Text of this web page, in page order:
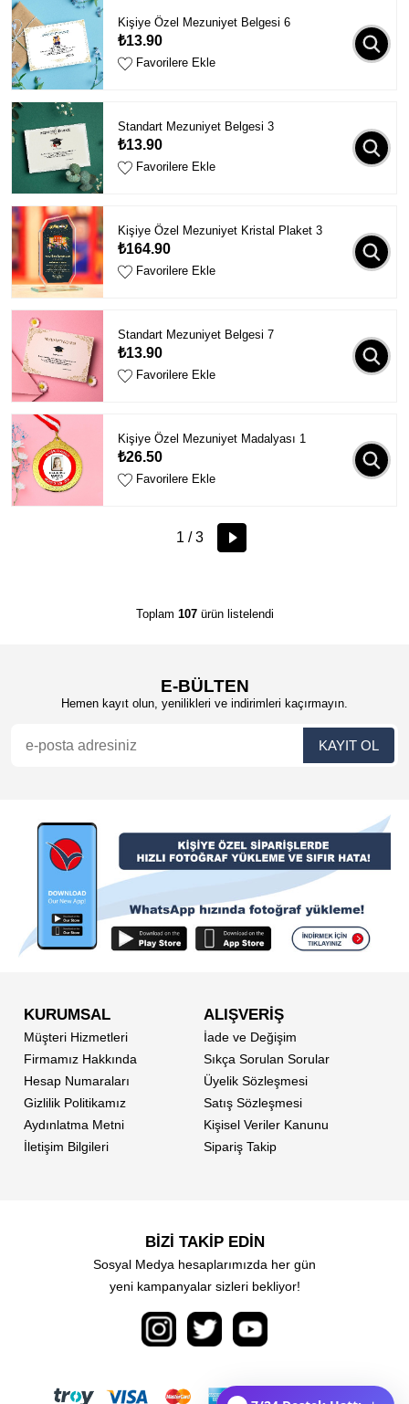
Kişiye Özel Mezuniyet Belgesi 6
₺13.90
Favorilere Ekle
Standart Mezuniyet Belgesi 3
₺13.90
Favorilere Ekle
Kişiye Özel Mezuniyet Kristal Plaket 3
₺164.90
Favorilere Ekle
Standart Mezuniyet Belgesi 7
₺13.90
Favorilere Ekle
Kişiye Özel Mezuniyet Madalyası 1
₺26.50
Favorilere Ekle
1 / 3
Toplam 107ürün listelendi
E-BÜLTEN
Hemen kayıt olun, yenilikleri ve indirimleri kaçırmayın.
KURUMSAL
Müşteri Hizmetleri
Firmamız Hakkında
Hesap Numaraları
Gizlilik Politikamız
Aydınlatma Metni
İletişim Bilgileri
ALIŞVERİŞ
İade ve Değişim
Sıkça Sorulan Sorular
Üyelik Sözleşmesi
Satış Sözleşmesi
Kişisel Veriler Kanunu
Sipariş Takip
BİZİ TAKİP EDİN
Sosyal Medya hesaplarımızda her gün
yeni kampanyalar sizleri bekliyor!